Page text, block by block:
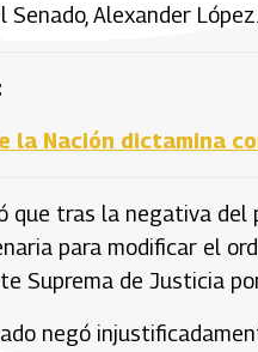
Alexander López.
la Nación dictamina
que tras la negativa
para modificar el
Suprema de Justicia
negó